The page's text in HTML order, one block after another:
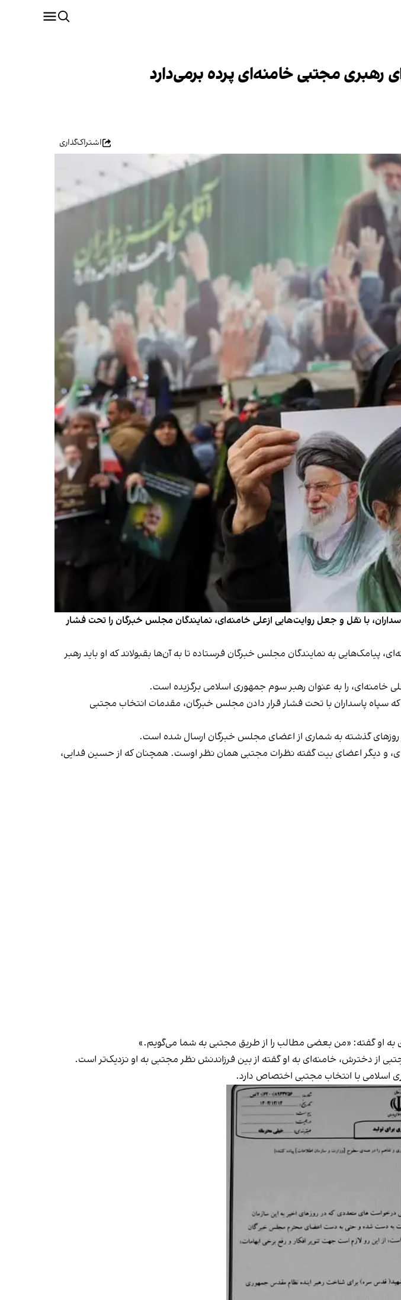
رهبری مجتبی خامنه‌ای پرده برمی‌دارد
اشتراک‌گذاری
با نقل و جعل روایت‌‌هایی ازعلی خامنه‌ای، نمایندگان مجلس خبرگان را تحت فشار
پیامک‌هایی به نمایندگان مجلس خبرگان فرستاده تا به آن‌ها بقبولاند که او باید رهبر
برای اولین بار خبر داد که سپاه پاسداران با تحت فشار قرار دادن مجلس خبرگان، مقدمات انتخاب مجتبی
و دیگر اعضای بیت گفته نظرات مجتبی همان نظر اوست. همچنان که از حسین فدایی،
به او گفته: «من بعضی مطالب را از طریق مجتبی به شما می‌گویم.»
از دخترش، خامنه‌ای به او گفته از بین فرزاندنش نظر مجتبی به او نزدیک‌تر است.
اسلامی با انتخاب مجتبی اختصاص دارد.